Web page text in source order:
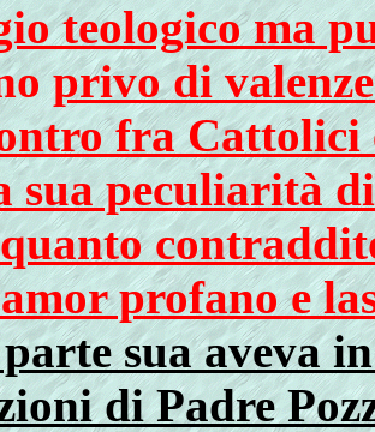
teologico ma
privo di
fra Cattolici
sua peculiarità
profano e
sua aveva
di Padre